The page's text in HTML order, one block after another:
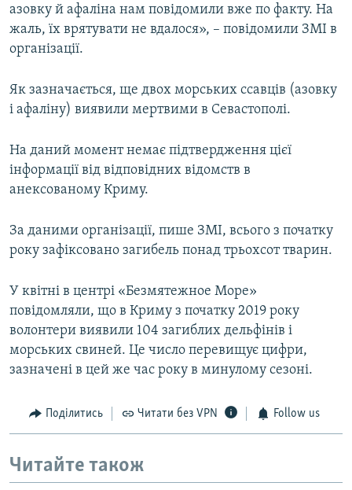
азовку й афаліна нам повідомили вже по факту. На
жаль, їх врятувати не вдалося», – повідомили ЗМІ в
організації.
Як зазначається, ще двох морських ссавців (азовку
і афаліну) виявили мертвими в Севастополі.
На даний момент немає підтвердження цієї
інформації від відповідних відомств в
анексованому Криму.
За даними організації, пише ЗМІ, всього з початку
року зафіксовано загибель понад трьохсот тварин.
У квітні в центрі «Безмятежное Море»
повідомляли, що в Криму з початку 2019 року
волонтери виявили 104 загиблих дельфінів і
морських свиней. Це число перевищує цифри,
зазначені в цей же час року в минулому сезоні.
Поділитись Читати без VPN Follow us
Читайте також